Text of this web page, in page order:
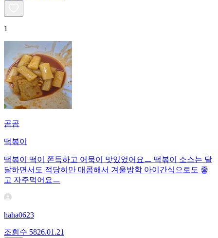
1
곰곰
떡볶이
떡볶이 떡이 쫀득하고 어묵이 맛있었어요ㅡ 떡볶이 소스는 달
달하면서도 적당히만 매콤해서 겨울방학 아이간식으로도 좋
고 자주먹어요ㅡ
haha0623
조회수 5826.01.21